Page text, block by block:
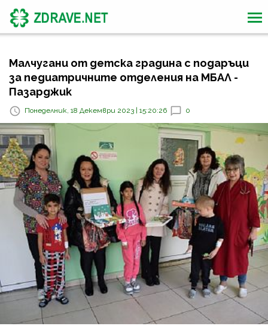
Малчугани от детска градина с подаръци
за педиатричните отделения на МБАЛ -
Пазарджик
Понеделник, 18 Декември 2023 | 15:20:26 0